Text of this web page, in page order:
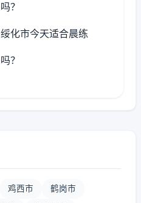
吗？
绥化市今天适合晨练
吗？
鸡西市 鹤岗市